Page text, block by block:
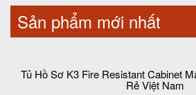
Sản phẩm mới nhất
Tủ Hồ Sơ K3 Fire Resistant Cabinet
Rẻ Việt Nam